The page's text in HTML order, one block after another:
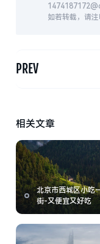
如若转载，请
PREV
相关文章
北京市西城区小吃
街-又便宜又好吃